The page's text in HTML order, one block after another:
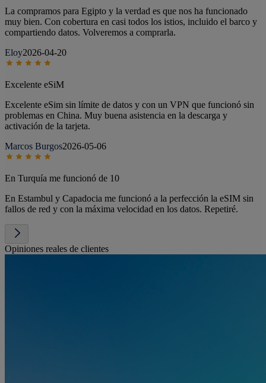
La compramos para Egipto y la verdad es que nos ha funcionado
muy bien. Con cobertura en casi todos los istios, incluido el barco y
compartiendo datos. Volveremos a comprarla.
Eloy2026-04-20
Excelente eSiM
Excelente eSim sin límite de datos y con un VPN que funcionó sin
problemas en China. Muy buena asistencia en la descarga y
activación de la tarjeta.
Marcos Burgos2026-05-06
En Turquía me funcionó de 10
En Estambul y Capadocia me funcionó a la perfección la eSIM sin
fallos de red y con la máxima velocidad en los datos. Repetiré.
Opiniones reales de clientes